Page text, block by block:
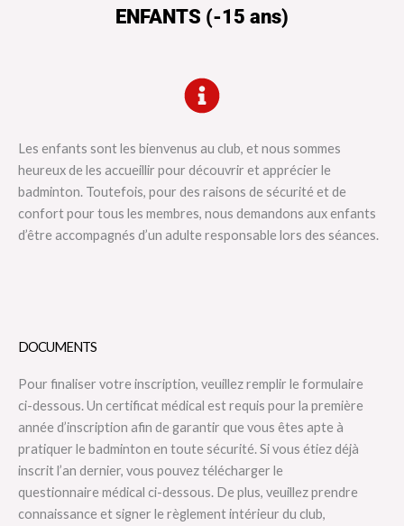
ENFANTS (-15 ans)
Les enfants sont les bienvenus au club, et nous sommes
heureux de les accueillir pour découvrir et apprécier le
badminton. Toutefois, pour des raisons de sécurité et de
confort pour tous les membres, nous demandons aux enfants
d’être accompagnés d’un adulte responsable lors des séances.
DOCUMENTS
Pour finaliser votre inscription, veuillez remplir le formulaire
ci-dessous. Un certificat médical est requis pour la première
année d’inscription afin de garantir que vous êtes apte à
pratiquer le badminton en toute sécurité. Si vous étiez déjà
inscrit l’an dernier, vous pouvez télécharger le
questionnaire médical ci-dessous. De plus, veuillez prendre
connaissance et signer le règlement intérieur du club,